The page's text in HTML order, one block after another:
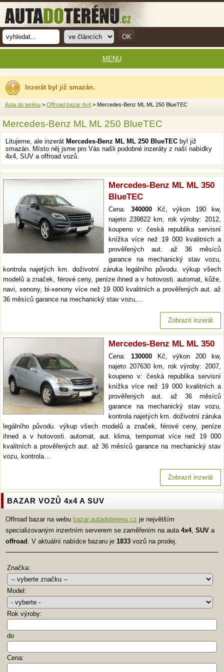
Inzerát byl již smazán.
Auta do terénu > Offroad bazar 4x4 > Mercedes-Benz ML ML 250 BlueTEC
Mercedes-Benz ML ML 250 BlueTEC
Litujeme, ale inzerát Mercedes-Benz ML ML 250 BlueTEC byl již
smazán. Místo něj jsme pro Vás našli podobné inzeráty z naší nabídky
4x4, SUV a offroad vozů.
Mercedes-Benz ML ML 350
BlueTEC
Cena: 340000Kč, výkon 190 kw,
najeto 239822 km, rok výroby: 2012,
koupeno v: česká republika servisní
knížka více než 19 000 kvalitních a
prověřených aut. až 36 měsíců
garance na mechanický stav vozu,
kontrola najetých km. doživotní záruka legálního původu. výkup všech
modelů a značek, férové ceny, peníze ihned a v hotovosti. automat, kůže,
navi, xenony, bi-xenony více než 19 000 kvalitních a prověřených aut. až
36 měsíců garance na mechanický stav vozu,…
Zobrazit inzerát
Mercedes-Benz ML ML 350
Cena: 130000Kč, výkon 200 kw,
najeto 207630 km, rok výroby: 2007,
koupeno v: česká republika servisní
knížka více než 19 000 kvalitních a
prověřených aut. až 36 měsíců
garance na mechanický stav vozu,
kontrola najetých km. doživotní záruka
legálního původu. výkup všech modelů a značek, férové ceny, peníze
ihned a v hotovosti. automat, aut. klima, tempomat více než 19 000
kvalitních a prověřených aut. až 36 měsíců garance na mechanický stav
vozu, kontrola…
Zobrazit inzerát
BAZAR VOZŮ 4x4 A SUV
Offroad bazar na webu bazar.autadoterenu.cz je největším
specializovaným inzertním serverem se zaměřením na auta 4x4, SUV a
offroad . V aktuální nabídce bazaru je 1833 vozů na prodej.
Značka:
Model:
Rok výroby:
do
Cena:
MENU